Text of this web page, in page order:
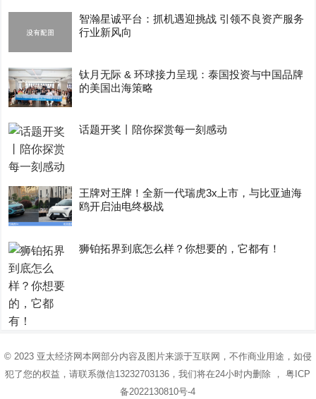
智瀚星诚平台：抓机遇迎挑战 引领不良资产服务
行业新风向
钛月无际 & 环球接力呈现：泰国投资与中国品牌
的美国出海策略
话题开奖丨陪你探赏每一刻感动
王牌对王牌！全新一代瑞虎3x上市，与比亚迪海
鸥开启油电终极战
狮铂拓界到底怎么样？你想要的，它都有！
© 2023 亚太经济网本网部分内容及图片来源于互联网，不作商业用途，如侵
犯了您的权益，请联系微信13232703136，我们将在24小时内删除 ，粤ICP
备2022130810号-4